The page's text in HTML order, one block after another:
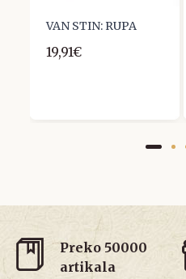
VAN STIN: RUPA
19,91€
Preko 50000
artikala